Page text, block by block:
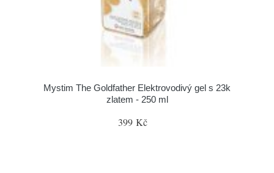
Mystim The Goldfather Elektrovodivý gel s 23k
zlatem - 250 ml
399 Kč